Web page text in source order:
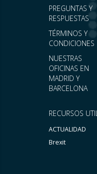
RECURSOS
ACTUALIDAD
Brexit
PREGUNTAS Y
RESPUESTAS
TÉRMINOS Y
CONDICIONES
NUESTRAS
OFICINAS EN
MADRID Y
BARCELONA